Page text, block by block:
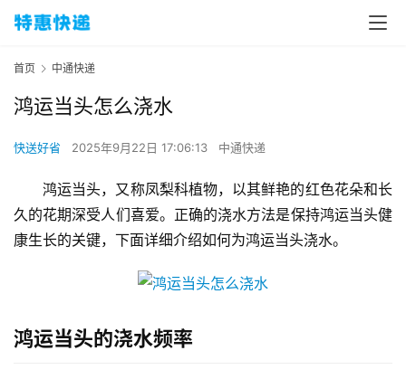
首页 中通快递
鸿运当头怎么浇水
快送好省 2025年9月22日 17:06:13 中通快递
鸿运当头，又称凤梨科植物，以其鲜艳的红色花朵和长
久的花期深受人们喜爱。正确的浇水方法是保持鸿运当头健
康生长的关键，下面详细介绍如何为鸿运当头浇水。
鸿运当头的浇水频率